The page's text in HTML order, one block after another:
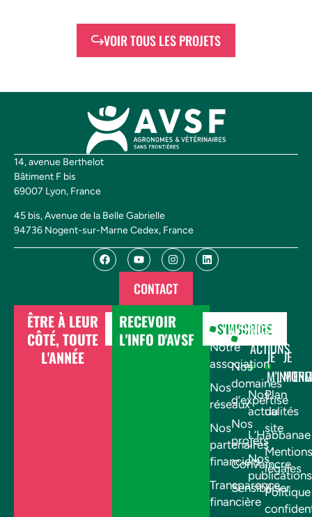
VOIR TOUS LES PROJETS
14, avenue Berthelot
Bâtiment F bis
69007 Lyon, France
45 bis, Avenue de la Belle Gabrielle
94736 Nogent-sur-Marne Cedex, France
CONTACT
ÊTRE À LEUR
CÔTÉ, TOUTE
L'ANNÉE
DONNER
RECEVOIR
L'INFO D'AVSF
S'INSCRIRE
AVSF
Notre
association
Nos
réseaux
Nos
partenaires
financiers
Transparence
financière
NOS
ACTIONS
Nos
domaines
d’expertise
Nos
projets
Convaincre
Sensibiliser
JE
Nos
actualités
L’Habbanae
Nos
publications
JE
Plan
du
site
Mentions
légales